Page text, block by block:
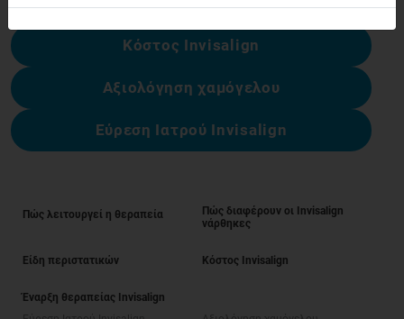
Κόστος Invisalign
Αξιολόγηση χαμόγελου
Εύρεση Ιατρού Invisalign
Πώς λειτουργεί η θεραπεία
Πώς διαφέρουν οι Invisalign
νάρθηκες
Είδη περιστατικών Κόστος Invisalign
Έναρξη θεραπείας Invisalign